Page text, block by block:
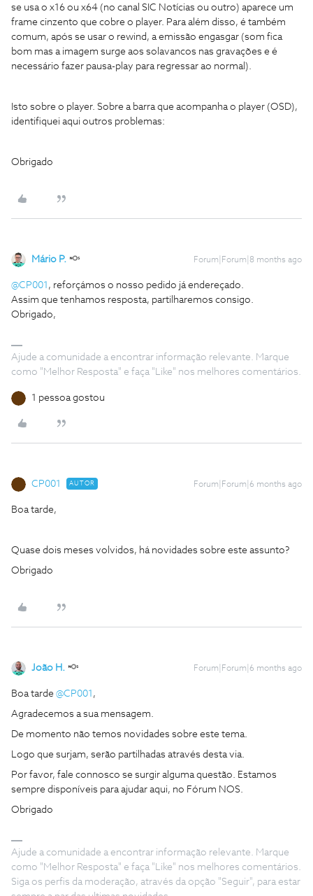
se usa o x16 ou x64 (no canal SIC Notícias ou outro) aparece um
frame cinzento que cobre o player. Para além disso, é também
comum, após se usar o rewind, a emissão engasgar (som fica
bom mas a imagem surge aos solavancos nas gravações e é
necessário fazer pausa-play para regressar ao normal).
Isto sobre o player. Sobre a barra que acompanha o player (OSD),
identifiquei aqui outros problemas:
Obrigado
Mário P. Forum|Forum|8 months ago
@CP001 , reforçámos o nosso pedido já endereçado.
Assim que tenhamos resposta, partilharemos consigo.
Obrigado,
Ajude a comunidade a encontrar informação relevante. Marque
como "Melhor Resposta" e faça "Like" nos melhores comentários.
1 pessoa gostou
CP001 AUTOR Forum|Forum|6 months ago
Boa tarde,
Quase dois meses volvidos, há novidades sobre este assunto?
Obrigado
João H. Forum|Forum|6 months ago
Boa tarde ​ @CP001 ,
Agradecemos a sua mensagem.
De momento não temos novidades sobre este tema.
Logo que surjam, serão partilhadas através desta via.
Por favor, fale connosco se surgir alguma questão. Estamos
sempre disponíveis para ajudar aqui, no Fórum NOS.
Obrigado
Ajude a comunidade a encontrar informação relevante. Marque
como "Melhor Resposta" e faça "Like" nos melhores comentários.
Siga os perfis da moderação, através da opção "Seguir", para estar